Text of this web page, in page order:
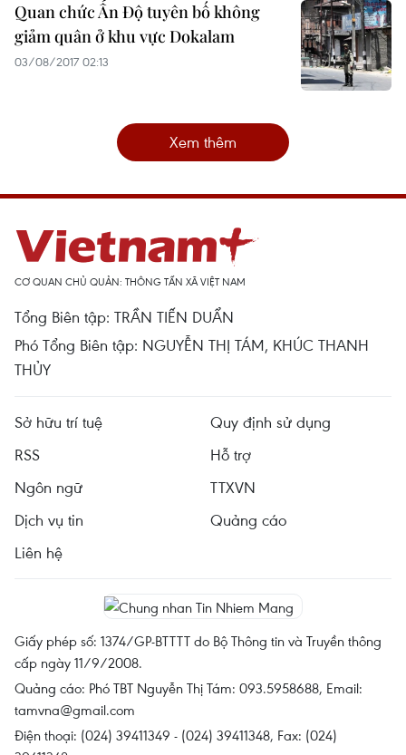
Quan chức Ấn Độ tuyên bố không
giảm quân ở khu vực Dokalam
03/08/2017 02:13
Xem thêm
CƠ QUAN CHỦ QUẢN: THÔNG TẤN XÃ VIỆT NAM
Tổng Biên tập: TRẦN TIẾN DUẨN
Phó Tổng Biên tập: NGUYỄN THỊ TÁM, KHÚC THANH
THỦY
Sở hữu trí tuệ
Quy định sử dụng
RSS
Hỗ trợ
Ngôn ngữ
TTXVN
Dịch vụ tin
Quảng cáo
Liên hệ
Giấy phép số: 1374/GP-BTTTT do Bộ Thông tin và Truyền thông
cấp ngày 11/9/2008.
Quảng cáo: Phó TBT Nguyễn Thị Tám: 093.5958688, Email:
tamvna@gmail.com
Điện thoại: (024) 39411349 - (024) 39411348, Fax: (024)